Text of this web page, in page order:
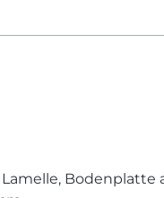
Bodenplatte